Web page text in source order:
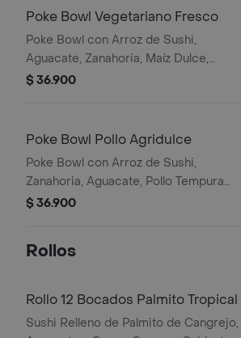
Acevichada, Zanahoria, Cebollín y
Poke Bowl Vegetariano Fresco
Poke Bowl con Arroz de Sushi,
Aguacate, Zanahoria, Maíz Dulce,
Pepino, Mango, Cebolla Crispy, Salsa,
$ 36.900
Poke Bowl Pollo Agridulce
Poke Bowl con Arroz de Sushi,
Zanahoria, Aguacate, Pollo Tempura
Bañado en Salsa Agridulce, Plátano
$ 36.900
Rollos
Rollo 12 Bocados Palmito Tropical
Sushi Relleno de Palmito de Cangrejo,